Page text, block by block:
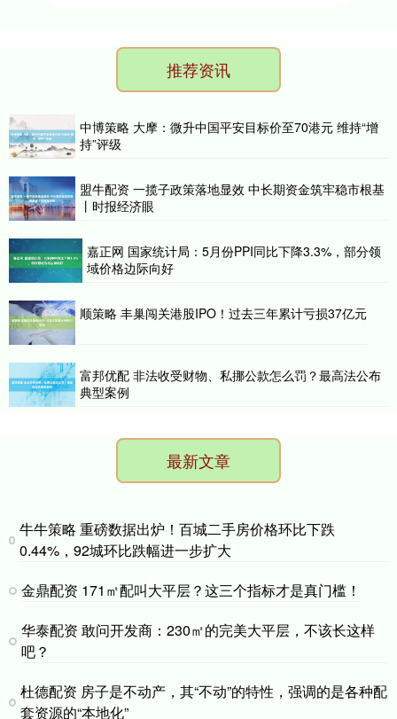
推荐资讯
中博策略 大摩：微升中国平安目标价至70港元 维持“增
持”评级
盟牛配资 一揽子政策落地显效 中长期资金筑牢稳市根基
丨时报经济眼
嘉正网 国家统计局：5月份PPI同比下降3.3%，部分领
域价格边际向好
顺策略 丰巢闯关港股IPO！过去三年累计亏损37亿元
富邦优配 非法收受财物、私挪公款怎么罚？最高法公布
典型案例
最新文章
牛牛策略 重磅数据出炉！百城二手房价格环比下跌
0.44%，92城环比跌幅进一步扩大
金鼎配资 171㎡配叫大平层？这三个指标才是真门槛！
华泰配资 敢问开发商：230㎡的完美大平层，不该长这样
吧？
杜德配资 房子是不动产，其“不动”的特性，强调的是各种配
套资源的“本地化”